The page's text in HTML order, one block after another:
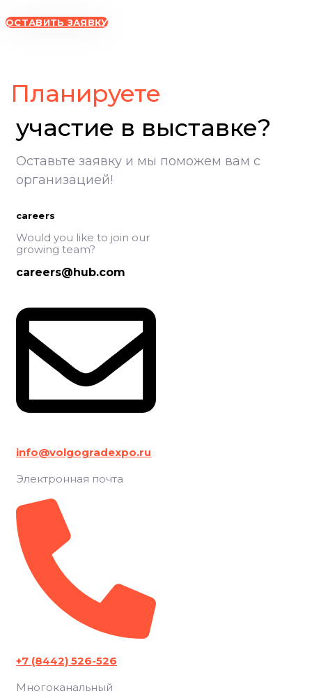
ОСТАВИТЬ ЗАЯВКУ
Планируете
участие в выставке?
Оставьте заявку и мы поможем вам с
организацией!
careers
Would you like to join our
growing team?
careers@hub.com
info@volgogradexpo.ru
Электронная почта
+7 (8442) 526-526
Многоканальный